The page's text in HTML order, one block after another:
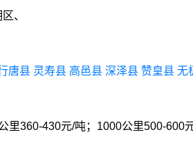
、
唐县 灵寿县 高邑县 深泽县 赞皇县 无
360-430元/吨；1000公里500-600